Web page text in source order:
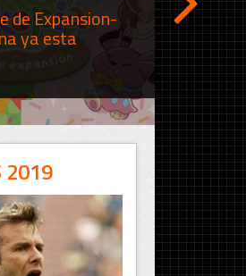
de Expansion-
ya esta
2019